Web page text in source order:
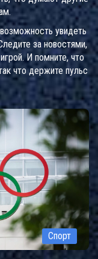
увидеть
за новостями,
И помните, что
что держите пульс
Спорт